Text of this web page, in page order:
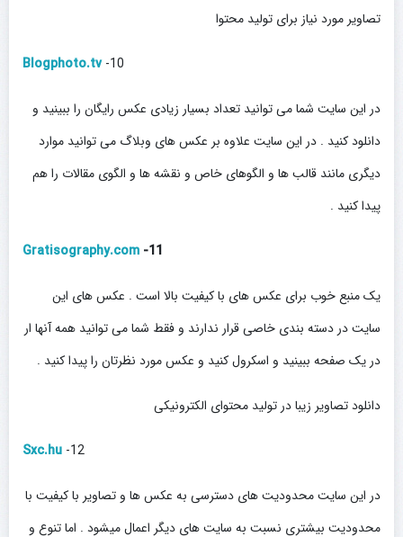
تصاویر مورد نیاز برای تولید محتوا
10-
Blogphoto.tv
در این سایت شما می توانید تعداد بسیار زیادی عکس رایگان را ببینید و
دانلود کنید . در این سایت علاوه بر عکس های وبلاگ می توانید موارد
دیگری مانند قالب ها و الگوهای خاص و نقشه ها و الگوی مقالات را هم
پیدا کنید .
11-
Gratisography.com
یک منبع خوب برای عکس های با کیفیت بالا است . عکس های این
سایت در دسته بندی خاصی قرار ندارند و فقط شما می توانید همه آنها ار
در یک صفحه ببینید و اسکرول کنید و عکس مورد نظرتان را پیدا کنید .
دانلود تصاویر زیبا در تولید محتوای الکترونیکی
12-
Sxc.hu
در این سایت محدودیت های دسترسی به عکس ها و تصاویر با کیفیت با
محدودیت بیشتری نسبت به سایت های دیگر اعمال میشود . اما تنوع و